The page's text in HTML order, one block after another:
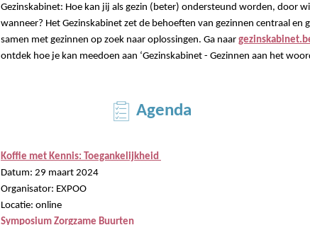
Gezinskabinet: Hoe kan jij als gezin (beter) ondersteund worden, door
wanneer? Het Gezinskabinet zet de behoeften van gezinnen centraal en
samen met gezinnen op zoek naar oplossingen. Ga naar
ontdek hoe je kan meedoen aan ‘Gezinskabinet - Gezinnen aan het
Agenda
Koffie met Kennis: Toegankelijkheid
Datum: 29 maart 2024
Organisator: EXPOO
Locatie: online
Symposium Zorgzame Buurten